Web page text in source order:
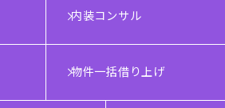
内装コンサル
物件一括借り上げ